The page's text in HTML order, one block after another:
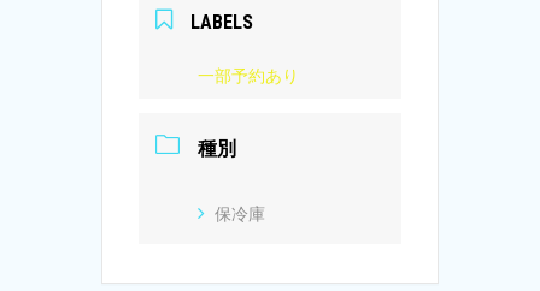
LABELS
一部予約あり
種別
保冷庫